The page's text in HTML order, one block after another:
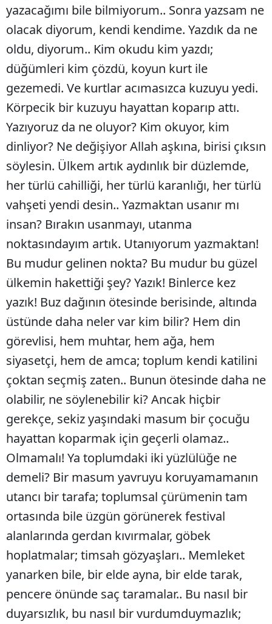
yazacağımı bile bilmiyorum.. Sonra yazsam ne
olacak diyorum, kendi kendime. Yazdık da ne
oldu, diyorum.. Kim okudu kim yazdı;
düğümleri kim çözdü, koyun kurt ile
gezemedi. Ve kurtlar acımasızca kuzuyu yedi.
Körpecik bir kuzuyu hayattan koparıp attı.
Yazıyoruz da ne oluyor? Kim okuyor, kim
dinliyor? Ne değişiyor Allah aşkına, birisi çıksın
söylesin. Ülkem artık aydınlık bir düzlemde,
her türlü cahilliği, her türlü karanlığı, her türlü
vahşeti yendi desin.. Yazmaktan usanır mı
insan? Bırakın usanmayı, utanma
noktasındayım artık. Utanıyorum yazmaktan!
Bu mudur gelinen nokta? Bu mudur bu güzel
ülkemin hakettiği şey? Yazık! Binlerce kez
yazık! Buz dağının ötesinde berisinde, altında
üstünde daha neler var kim bilir? Hem din
görevlisi, hem muhtar, hem ağa, hem
siyasetçi, hem de amca; toplum kendi katilini
çoktan seçmiş zaten.. Bunun ötesinde daha ne
olabilir, ne söylenebilir ki? Ancak hiçbir
gerekçe, sekiz yaşındaki masum bir çocuğu
hayattan koparmak için geçerli olamaz..
Olmamalı! Ya toplumdaki iki yüzlülüğe ne
demeli? Bir masum yavruyu koruyamamanın
utancı bir tarafa; toplumsal çürümenin tam
ortasında bile üzgün görünerek festival
alanlarında gerdan kıvırmalar, göbek
hoplatmalar; timsah gözyaşları.. Memleket
yanarken bile, bir elde ayna, bir elde tarak,
pencere önünde saç taramalar.. Bu nasıl bir
duyarsızlık, bu nasıl bir vurdumduymazlık;